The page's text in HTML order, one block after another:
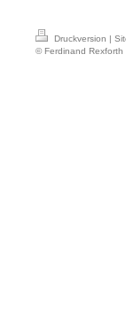
Druckversion |
© Ferdinand Rexforth